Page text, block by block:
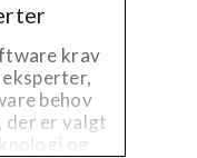
krav
behov
der er valgt
og